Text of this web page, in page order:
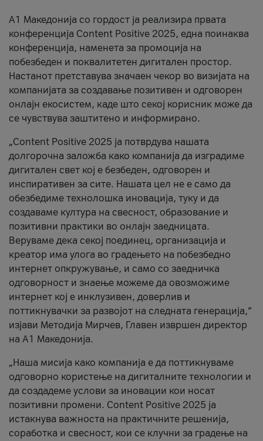
А1 Македонија со гордост ја реализира првата
конференција Content Positive 2025, една поинаква
конференција, наменета за промоција на
побезбеден и поквалитетен дигитален простор.
Настанот претставува значаен чекор во визијата на
компанијата за создавање позитивен и одговорен
онлајн екосистем, каде што секој корисник може да
се чувствува заштитено и информирано.
„Content Positive 2025 ја потврдува нашата
долгорочна заложба како компанија да изградиме
дигитален свет кој е безбеден, одговорен и
инспиративен за сите. Нашата цел не е само да
обезбедиме технолошка иновација, туку и да
создаваме култура на свесност, образование и
позитивни практики во онлајн заедницата.
Веруваме дека секој поединец, организација и
креатор има улога во градењето на побезбедно
интернет опкружување, и само со заедничка
одговорност и знаење можеме да овозможиме
интернет кој е инклузивен, доверлив и
поттикнувачки за развојот на следната генерација,“
изјави Методија Мирчев, Главен извршен директор
на А1 Македонија.
„Наша мисија како компанија е да поттикнуваме
одговорно користење на дигиталните технологии и
да создадеме услови за иновации кои носат
позитивни промени. Content Positive 2025 ја
истакнува важноста на практичните решенија,
соработка и свесност, кои се клучни за градење на